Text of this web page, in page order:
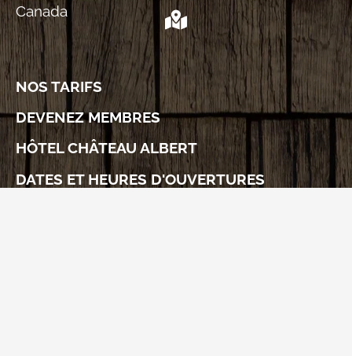
Canada
NOS TARIFS
DEVENEZ MEMBRES
HÔTEL CHÂTEAU ALBERT
DATES ET HEURES D'OUVERTURES